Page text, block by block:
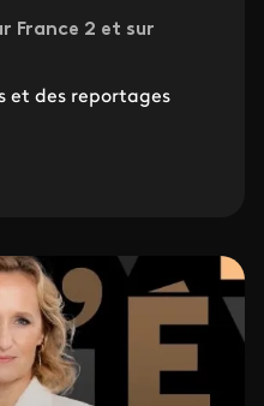
France 2 et sur
et des reportages